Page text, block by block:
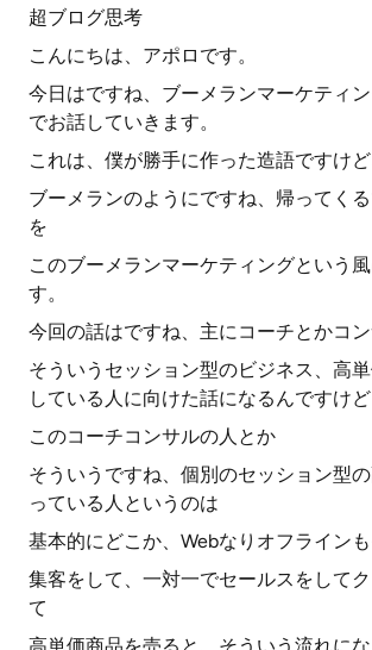
超ブログ思考
こんにちは、アポロです。
今日はですね、ブーメランマーケティ
でお話していきます。
これは、僕が勝手に作った造語ですけど
ブーメランのようにですね、帰ってく
を
このブーメランマーケティングという
す。
今回の話はですね、主にコーチとかコ
そういうセッション型のビジネス、高
している人に向けた話になるんですけ
このコーチコンサルの人とか
そういうですね、個別のセッション型
っている人というのは
基本的にどこか、Webなりオフライン
集客をして、一対一でセールスをして
て